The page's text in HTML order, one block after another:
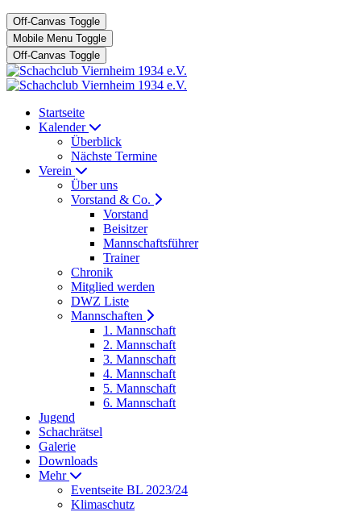
Off-Canvas Toggle
Mobile Menu Toggle
Off-Canvas Toggle
Startseite
Kalender
Überblick
Nächste Termine
Verein
Über uns
Vorstand & Co.
Vorstand
Beisitzer
Mannschaftsführer
Trainer
Chronik
Mitglied werden
DWZ Liste
Mannschaften
1. Mannschaft
2. Mannschaft
3. Mannschaft
4. Mannschaft
5. Mannschaft
6. Mannschaft
Jugend
Schachrätsel
Galerie
Downloads
Mehr
Eventseite BL 2023/24
Klimaschutz